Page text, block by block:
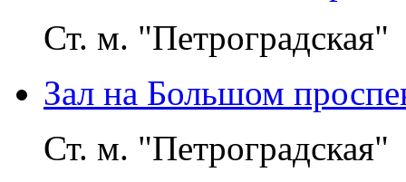
Ст. м. "Петроградская"
Зал на Большом
Ст. м. "Петроградская"